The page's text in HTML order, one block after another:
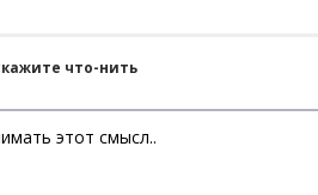
что-нить
этот смысл..